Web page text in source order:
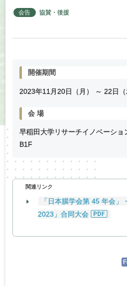
会告 協賛・後援
開催期間
2023年11 月20日（月） ～ 22日（
会 場
早稲田大学リサーチイノベーショ
B1F
関連リンク
「日本膜学会第 45 年会」
2023」合同大会